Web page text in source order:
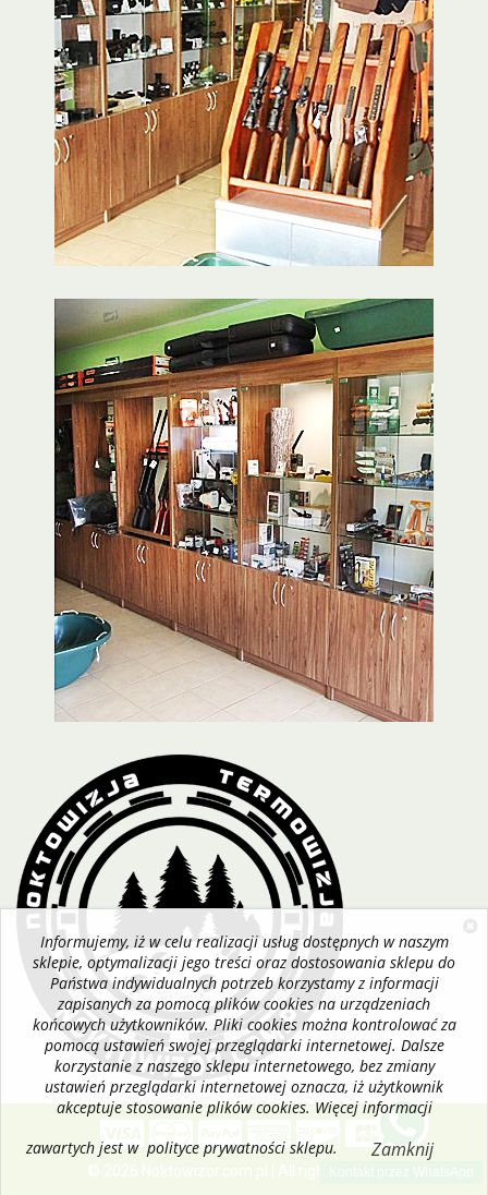
Informujemy, iż w celu realizacji usług dostępnych w naszym
sklepie, optymalizacji jego treści oraz dostosowania sklepu do
Państwa indywidualnych potrzeb korzystamy z informacji
zapisanych za pomocą plików cookies na urządzeniach
końcowych użytkowników. Pliki cookies można kontrolować za
pomocą ustawień swojej przeglądarki internetowej. Dalsze
korzystanie z naszego sklepu internetowego, bez zmiany
ustawień przeglądarki internetowej oznacza, iż użytkownik
akceptuje stosowanie plików cookies. Więcej informacji
zawartych jest w polityce prywatności sklepu.
Zamknij